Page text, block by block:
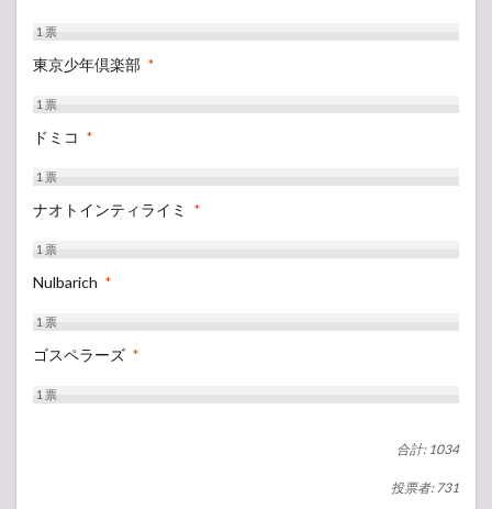
1票
東京少年倶楽部 *
1票
ドミコ *
1票
ナオトインティライミ *
1票
Nulbarich *
1票
ゴスペラーズ *
1票
合計: 1034
投票者: 731